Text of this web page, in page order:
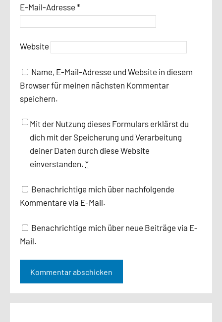
E-Mail-Adresse *
Website
Name, E-Mail-Adresse und Website in diesem
Browser für meinen nächsten Kommentar
speichern.
Mit der Nutzung dieses Formulars erklärst du
dich mit der Speicherung und Verarbeitung
deiner Daten durch diese Website
einverstanden. *
Benachrichtige mich über nachfolgende
Kommentare via E-Mail.
Benachrichtige mich über neue Beiträge via E-
Mail.